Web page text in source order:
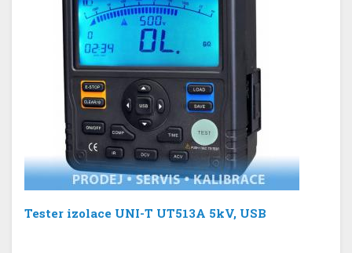
Tester izolace UNI-T UT513A 5kV, USB